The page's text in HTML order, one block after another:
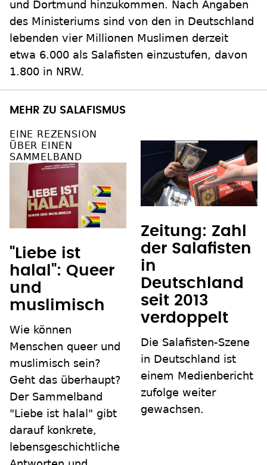
und Dortmund hinzukommen. Nach Angaben
des Ministeriums sind von den in Deutschland
lebenden vier Millionen Muslimen derzeit
etwa 6.000 als Salafisten einzustufen, davon
1.800 in NRW.
MEHR ZU SALAFISMUS
EINE REZENSION
ÜBER EINEN
SAMMELBAND
"Liebe ist
halal": Queer
und
muslimisch
Wie können
Menschen queer und
muslimisch sein?
Geht das überhaupt?
Der Sammelband
"Liebe ist halal" gibt
darauf konkrete,
lebensgeschichtliche
Zeitung: Zahl
der Salafisten
in
Deutschland
seit 2013
verdoppelt
Die Salafisten-Szene
in Deutschland ist
einem Medienbericht
zufolge weiter
gewachsen.